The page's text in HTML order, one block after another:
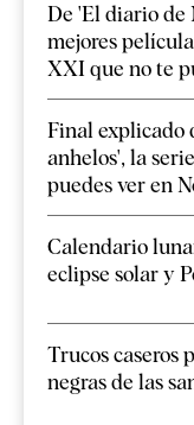
De 'El diario de
mejores
XXI que no te
Final explicado
anhelos', la
puedes ver en
Calendario
eclipse solar y
Trucos caseros
negras de las